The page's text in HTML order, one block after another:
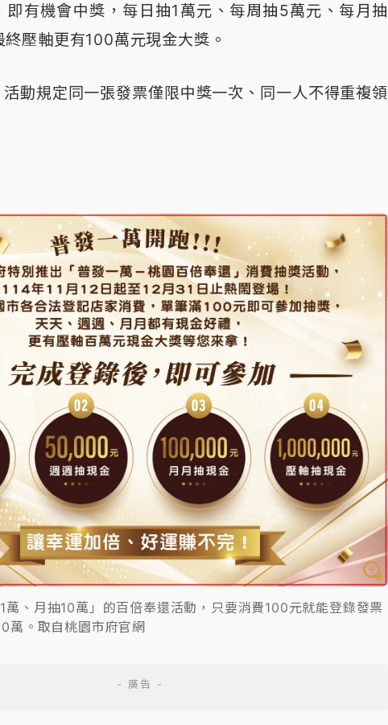
即有機會中獎，每日抽1萬元、每周抽5萬元、每月抽
壓軸更有100萬元現金大獎。
動規定同一張發票僅限中獎一次、同一人不得重複領
萬、月抽10萬」的百倍奉還活動，只要消費100元就能登錄發票
萬。取自桃園市府官網